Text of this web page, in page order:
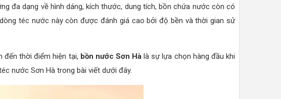
đa dạng về hình dáng, kích thước, dung tích, bồn chứa nước còn có
téc nước này còn được đánh giá cao bởi độ bền và thời gian sử
đến thời điểm hiện tại, bồn nước Sơn Hà là sự lựa chọn hàng đầu khi
nước Sơn Hà trong bài viết dưới đây.